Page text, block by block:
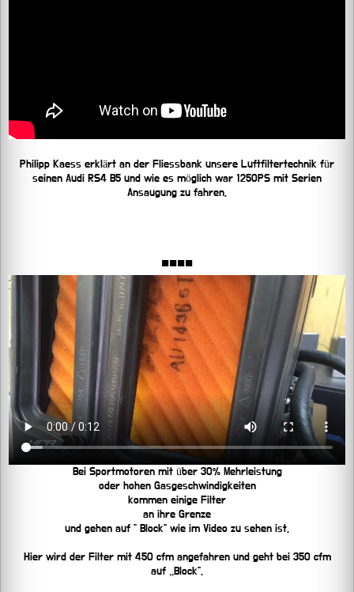
Philipp Kaess erklärt an der Fliessbank unsere Luftfiltertechnik für
seinen Audi RS4 B5 und wie es möglich war 1250PS mit Serien
Ansaugung zu fahren.
■■■■
Bei Sportmotoren mit über 30% Mehrleistung
oder hohen Gasgeschwindigkeiten
kommen einige Filter
an ihre Grenze
und gehen auf “ Block“ wie im Video zu sehen ist.
Hier wird der Filter mit 450 cfm angefahren und geht bei 350 cfm
auf „Block“.